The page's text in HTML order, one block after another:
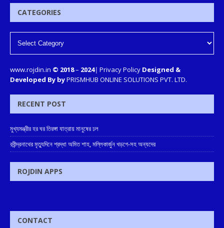
CATEGORIES
www.rojdin.in © 2018– 2024| Privacy Policy Designed &
Developed By byPRISMHUB ONLINE SOLUTIONS PVT. LTD.
RECENT POST
মুখ্যমন্ত্রীর হর ঘর তিরঙ্গা যাত্রায় মানুষের ঢল
রবীন্দ্রনাথের মৃত্যুদিনে শ্রদ্ধা অমিত শাহ, মল্লিকার্জুন খড়গে-সহ অন্যদের
ROJDIN APPS
CONTACT